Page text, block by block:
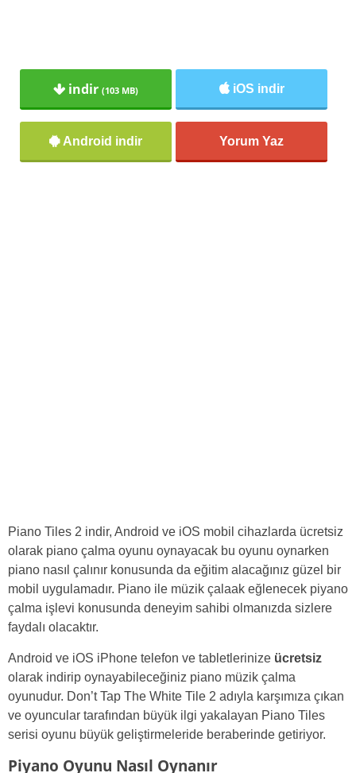
indir(103 MB) iOS indir
Android indir Yorum Yaz
Piano Tiles 2 indir, Android ve iOS mobil cihazlarda ücretsiz
olarak piano çalma oyunu oynayacak bu oyunu oynarken
piano nasıl çalınır konusunda da eğitim alacağınız güzel bir
mobil uygulamadır. Piano ile müzik çalaak eğlenecek piyano
çalma işlevi konusunda deneyim sahibi olmanızda sizlere
faydalı olacaktır.
Android ve iOS iPhone telefon ve tabletlerinize ücretsiz
olarak indirip oynayabileceğiniz piano müzik çalma
oyunudur. Don’t Tap The White Tile 2 adıyla karşımıza çıkan
ve oyuncular tarafından büyük ilgi yakalayan Piano Tiles
serisi oyunu büyük geliştirmeleride beraberinde getiriyor.
Piyano Oyunu Nasıl Oynanır